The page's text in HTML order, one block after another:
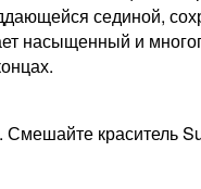
сединой,
насыщенный и
краситель